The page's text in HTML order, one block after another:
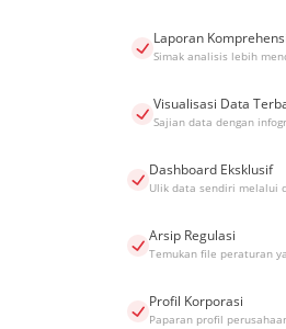
Laporan
Simak analisis lebih
Visualisasi Data
Sajian data dengan
Dashboard Eksklusif
Ulik data sendiri melalui
Arsip Regulasi
Temukan file peraturan
Profil Korporasi
Paparan profil